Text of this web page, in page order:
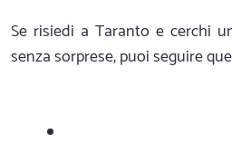
Se risiedi a Taranto e cerchi
senza sorprese, puoi seguire